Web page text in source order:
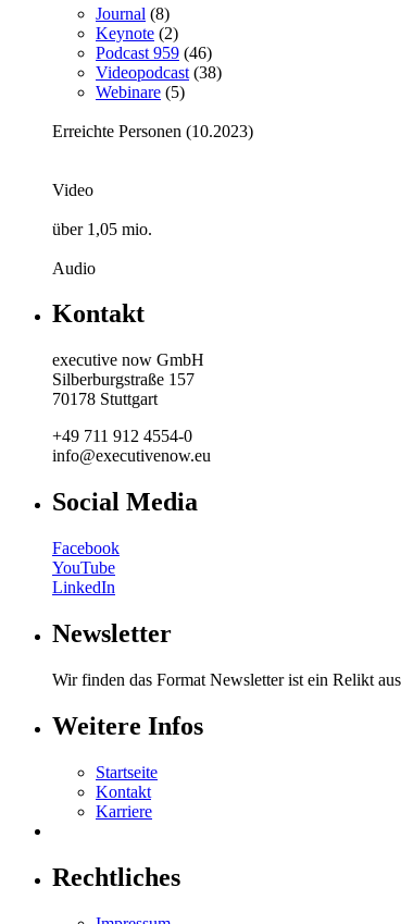
Journal (8)
Keynote (2)
Podcast 959 (46)
Videopodcast (38)
Webinare (5)
Erreichte Personen (10.2023)
Video
über 1,05 mio.
Audio
Kontakt
executive now GmbH
Silberburgstraße 157
70178 Stuttgart
+49 711 912 4554-0
info@executivenow.eu
Social Media
Facebook
YouTube
LinkedIn
Newsletter
Wir finden das Format Newsletter ist ein Relikt
Weitere Infos
Startseite
Kontakt
Karriere
Rechtliches